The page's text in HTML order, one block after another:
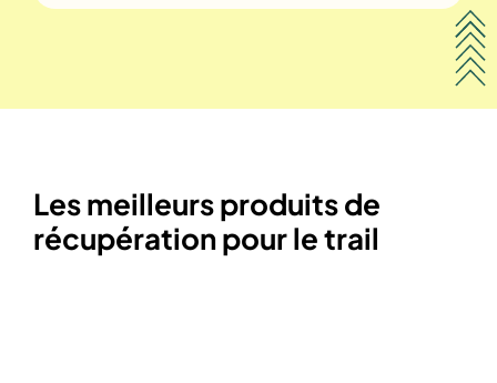
Les meilleurs produits de
récupération pour le trail